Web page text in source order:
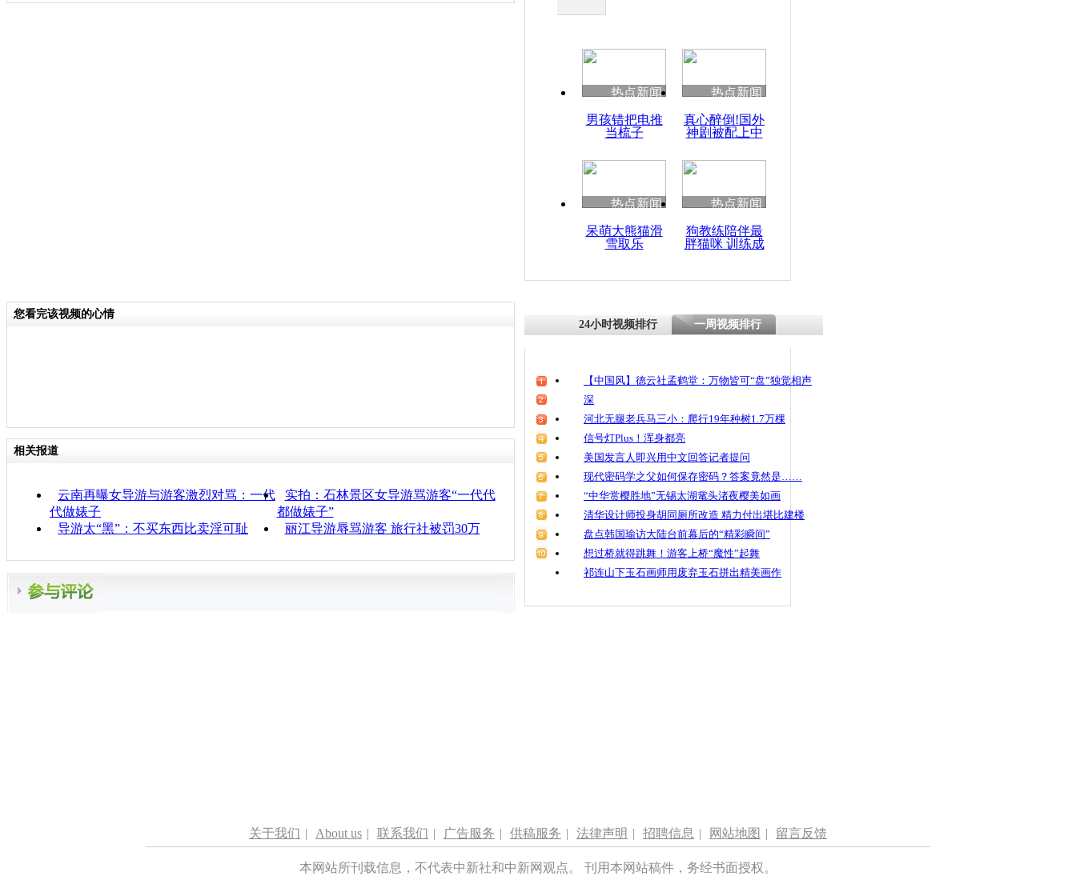
因
度苗族花山节
魂
热点新闻
男孩错把电推
当梳子
热点新闻
真心醉倒!国外
神剧被配上中
热点新闻
呆萌大熊猫滑
雪取乐
热点新闻
狗教练陪伴最
胖猫咪 训练成
您看完该视频的心情
相关报道
云南再曝女导游与游客激烈对骂：一代
代做婊子
实拍：石林景区女导游骂游客“一代代
都做婊子”
导游太“黑”：不买东西比卖淫可耻
丽江导游辱骂游客 旅行社被罚30万
24小时视频排行 一周视频排行
【中国风】德云社孟鹤堂：万物皆可“盘”独觉相声
深
河北无腿老兵马三小：爬行19年种树1.7万棵
信号灯Plus！浑身都亮
美国发言人即兴用中文回答记者提问
现代密码学之父如何保存密码？答案竟然是……
“中华赏樱胜地”无锡太湖鼋头渚夜樱美如画
清华设计师投身胡同厕所改造 精力付出堪比建楼
盘点韩国瑜访大陆台前幕后的“精彩瞬间”
想过桥就得跳舞！游客上桥“魔性”起舞
祁连山下玉石画师用废弃玉石拼出精美画作
关于我们 | About us | 联系我们 | 广告服务 | 供稿服务 | 法律声明 | 招聘信息 | 网站地图 | 留言反馈
本网站所刊载信息，不代表中新社和中新网观点。 刊用本网站稿件，务经书面授权。